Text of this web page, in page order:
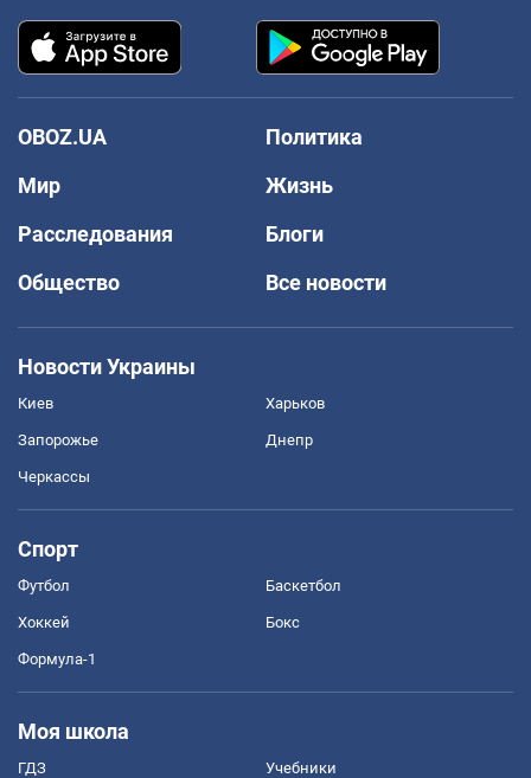
OBOZ.UA
Политика
Мир
Жизнь
Расследования
Блоги
Общество
Все новости
Новости Украины
Киев Харьков
Запорожье Днепр
Черкассы
Спорт
Футбол Баскетбол
Хоккей Бокс
Формула-1
Моя школа
ГДЗ Учебники